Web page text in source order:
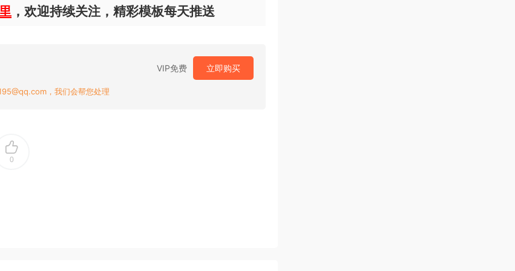
，欢迎持续关注，精彩模板每天推送
VIP免费 立即购买
，我们会帮您处理
0